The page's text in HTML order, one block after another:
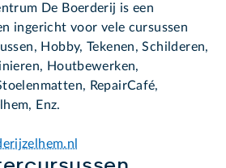
De Boerderij is een
ingericht voor vele cursussen
Hobby, Tekenen, Schilderen,
Houtbewerken,
RepairCafé,
Enz.